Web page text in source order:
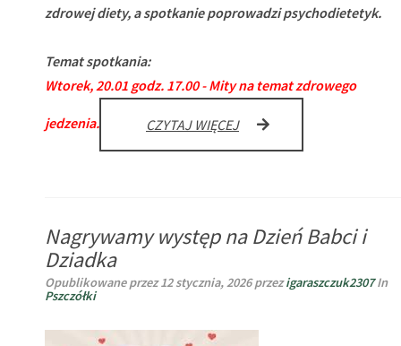
zdrowej diety, a spotkanie poprowadzi psychodietetyk.
Temat spotkania:
Wtorek, 20.01 godz. 17.00 - Mity na temat zdrowego
jedzenia. CZYTAJ WIĘCEJMITY
LIVE
SESJA
–
Nagrywamy występ na Dzień Babci i
Dziadka
Opublikowane przez12 stycznia, 2026 przezigaraszczuk2307In
Pszczółki